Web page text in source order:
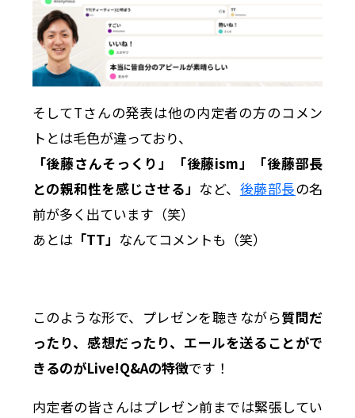
そしてTさんの発表は他の内定者の方のコメン
トとは毛色が違っており、
「後藤さんそっくり」「後藤ism」「後藤部長
との親和性を感じさせる」 など、 後藤部長の名
前が多く出ています（笑）
あとは「TT」 なんてコメントも（笑）
このような形で、プレゼンを聴きながら質問だ
ったり、感想だったり、エールを送ることがで
きるのがLive!Q&Aの特徴です！
内定者の皆さんはプレゼン前までは緊張してい